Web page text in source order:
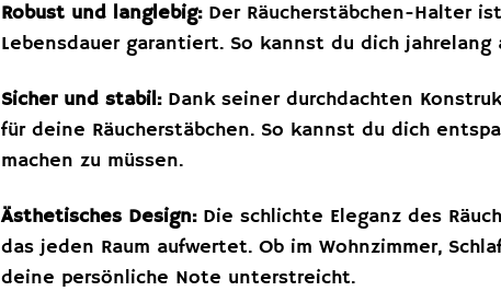
Robust und langlebig:Der Räucherstäbchen-Halter
Lebensdauer garantiert. So kannst du dich
Sicher und stabil:Dank seiner durchdachten
für deine Räucherstäbchen. So kannst du dich
machen zu müssen.
Ästhetisches Design:Die schlichte Eleganz des
das jeden Raum aufwertet. Ob im Wohnzimmer,
deine persönliche Note unterstreicht.